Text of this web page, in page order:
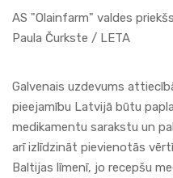
AS "Olainfarm" valdes
Paula Čurkste / LETA
Galvenais uzdevums
pieejamību Latvijā būtu
medikamentu sarakstu un
arī izlīdzināt pievienotās
Baltijas līmenī, jo recepšu